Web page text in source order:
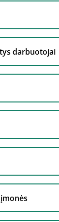
darbuotojai